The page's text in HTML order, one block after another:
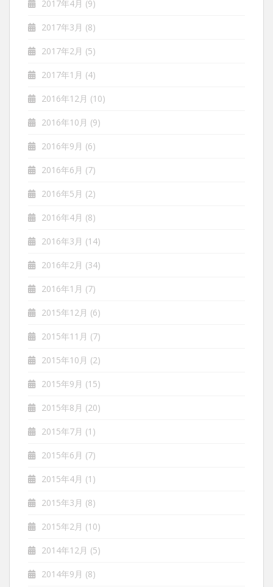
2017年4月 (9)
2017年3月 (8)
2017年2月 (5)
2017年1月 (4)
2016年12月 (10)
2016年10月 (9)
2016年9月 (6)
2016年6月 (7)
2016年5月 (2)
2016年4月 (8)
2016年3月 (14)
2016年2月 (34)
2016年1月 (7)
2015年12月 (6)
2015年11月 (7)
2015年10月 (2)
2015年9月 (15)
2015年8月 (20)
2015年7月 (1)
2015年6月 (7)
2015年4月 (1)
2015年3月 (8)
2015年2月 (10)
2014年12月 (5)
2014年9月 (8)